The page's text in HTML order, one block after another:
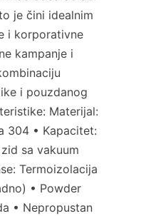
je čini idealnim
i korporativne
kampanje i
i pouzdanog
Materijal:
304 • Kapacitet:
sa vakuum
Termoizolacija
• Powder
• Nepropustan